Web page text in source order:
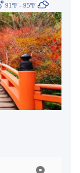
91ºF - 95ºF